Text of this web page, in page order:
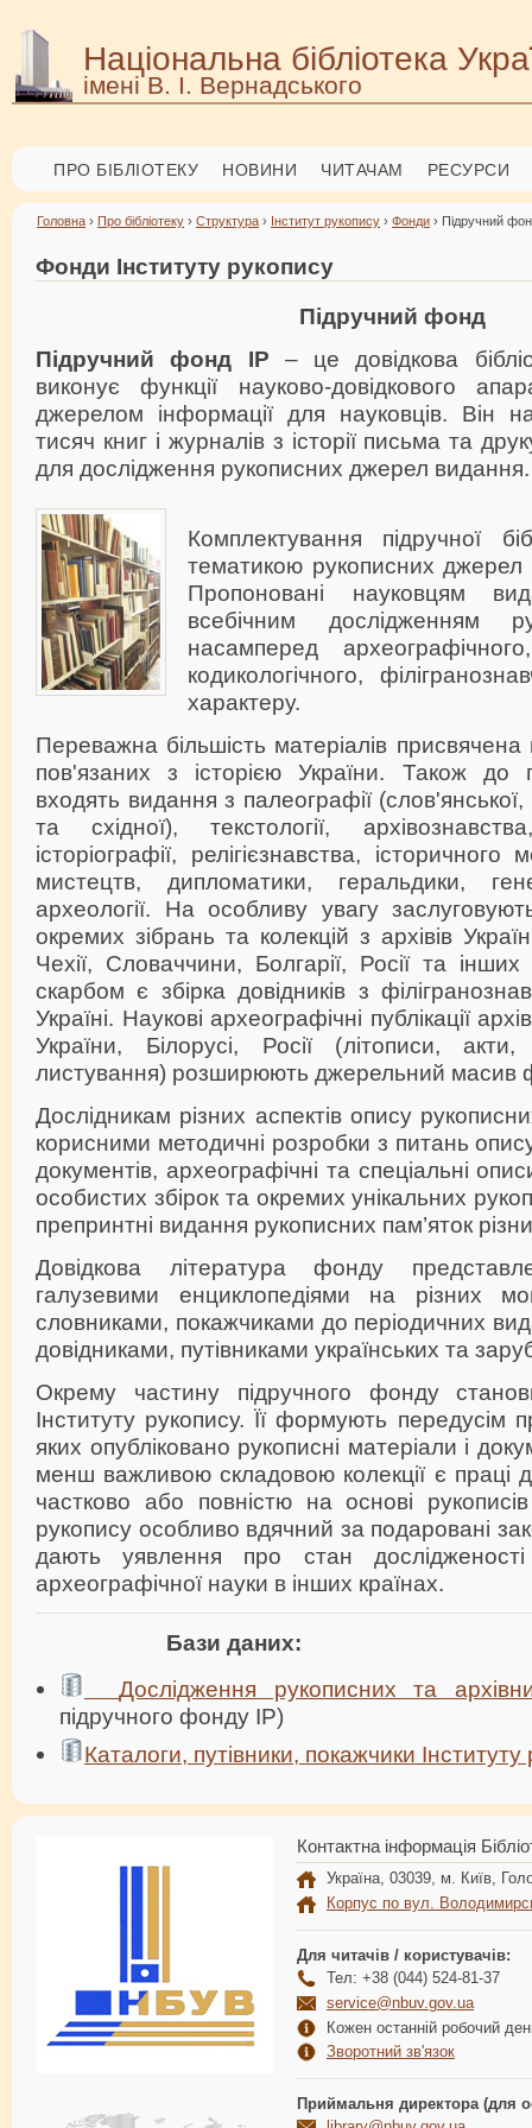
Національна бібліотека
імені В. І. Вернадського
ПРО БІБЛІОТЕКУ НОВИНИ ЧИТАЧАМ РЕСУРСИ
Головна › Про бібліотеку › Структура › Інститут рукопису › Фонди › Підручний
Фонди Інституту рукопису
Підручний фонд
Підручний фонд ІР – це довідкова
виконує функції науково-довідкового
джерелом інформації для науковців. Він
тисяч книг і журналів з історії письма та
для дослідження рукописних джерел видання.
Комплектування підручної
тематикою рукописних джерел
Пропоновані науковцям
всебічним дослідженням
насамперед
кодикологічного,
характеру.
Переважна більшість матеріалів присвячена
пов'язаних з історією України. Також до
входять видання з палеографії (слов'янської,
та східної), текстології,
історіографії, релігієзнавства, історичного
мистецтв, дипломатики, геральдики,
археології. На особливу увагу
окремих зібрань та колекцій з архівів
Чехії, Словаччини, Болгарії, Росії та
скарбом є збірка довідників з
Україні. Наукові археографічні публікації
України, Білорусі, Росії (літописи,
листування) розширюють джерельний масив
Дослідникам різних аспектів опису
корисними методичні розробки з питань
документів, археографічні та спеціальні
особистих збірок та окремих унікальних
препринтні видання рукописних пам’яток
Довідкова література фонду
галузевими енциклопедіями на різних
словниками, покажчиками до періодичних
довідниками, путівниками українських та
Окрему частину підручного фонду
Інституту рукопису. Її формують передусім
яких опубліковано рукописні матеріали і
менш важливою складовою колекції є праці
частково або повністю на основі рукописів
рукопису особливо вдячний за подаровані
дають уявлення про стан
археографічної науки в інших країнах.
Бази даних:
Дослідження рукописних та
підручного фонду ІР)
Каталоги, путівники, покажчики Інституту
Контактна інформація
Україна, 03039, м. Київ,
Корпус по вул.
Для читачів / користувачів:
Тел: +38 (044) 524-81-37
service@nbuv.gov.ua
Кожен останній робочий
Зворотний зв'язок
Приймальня директора (для